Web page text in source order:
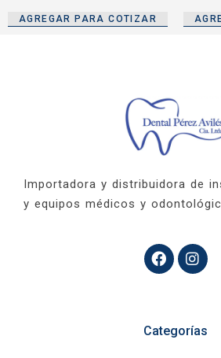
AGREGAR PARA COTIZAR
Importadora y distribuidora de
y equipos médicos y
Categorías